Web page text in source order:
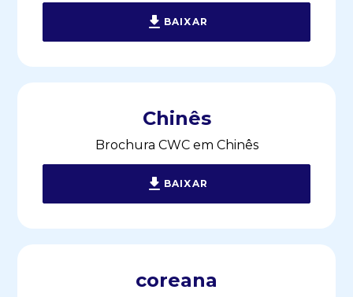
BAIXAR
Chinês
Brochura CWC em Chinês
BAIXAR
coreana